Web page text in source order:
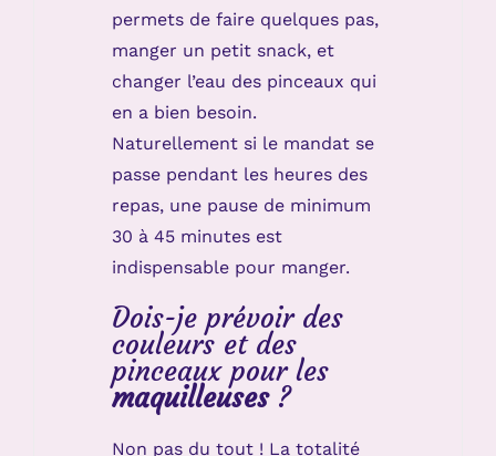
permets de faire quelques pas,
manger un petit snack, et
changer l’eau des pinceaux qui
en a bien besoin.
Naturellement si le mandat se
passe pendant les heures des
repas, une pause de minimum
30 à 45 minutes est
indispensable pour manger.
Dois-je prévoir des
couleurs et des
pinceaux pour les
maquilleuses ?
Non pas du tout ! La totalité